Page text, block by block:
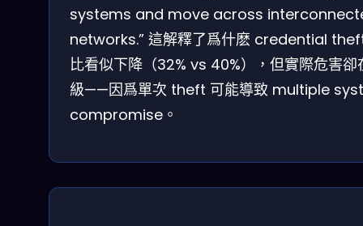
systems and move across
networks.” 這解釋了爲什麽 credential
比看似下降（32% vs 40%），但實際危害卻
級——因爲單次 theft 可能導致 multiple
compromise。